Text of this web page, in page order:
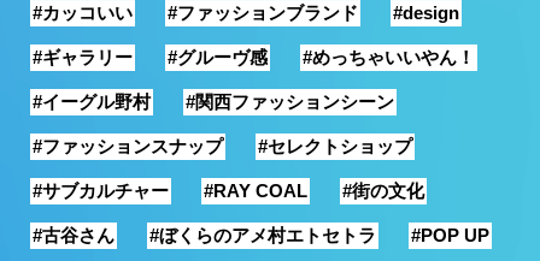
#カッコいい #ファッションブランド #design
#ギャラリー #グルーヴ感 #めっちゃいいやん！
#イーグル野村 #関西ファッションシーン
#ファッションスナップ #セレクトショップ
#サブカルチャー #RAY COAL #街の文化
#古谷さん #ぼくらのアメ村エトセトラ #POP UP